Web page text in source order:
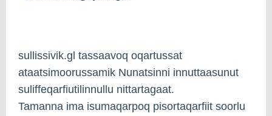
sullissivik.gl tassaavoq oqartussat
ataatsimoorussamik Nunatsinni innuttaasunut
suliffeqarfiutilinnullu nittartagaat.
Tamanna ima isumaqarpoq pisortaqarfiit soorlu